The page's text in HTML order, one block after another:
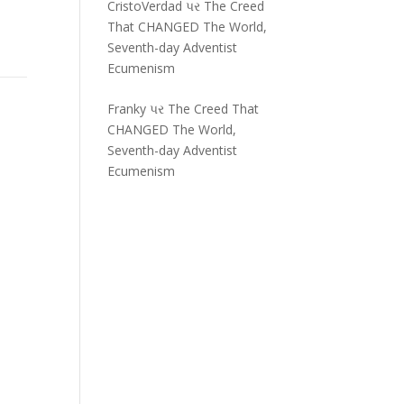
CristoVerdad પર The Creed
That CHANGED The World,
Seventh-day Adventist
Ecumenism
Franky પર The Creed That
CHANGED The World,
Seventh-day Adventist
Ecumenism